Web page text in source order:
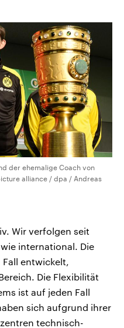
der ehemalige Coach von
alliance / dpa / Andreas
Wir verfolgen seit
international. Die
Fall entwickelt,
Die Flexibilität
ist auf jeden Fall
sich aufgrund ihrer
technisch-